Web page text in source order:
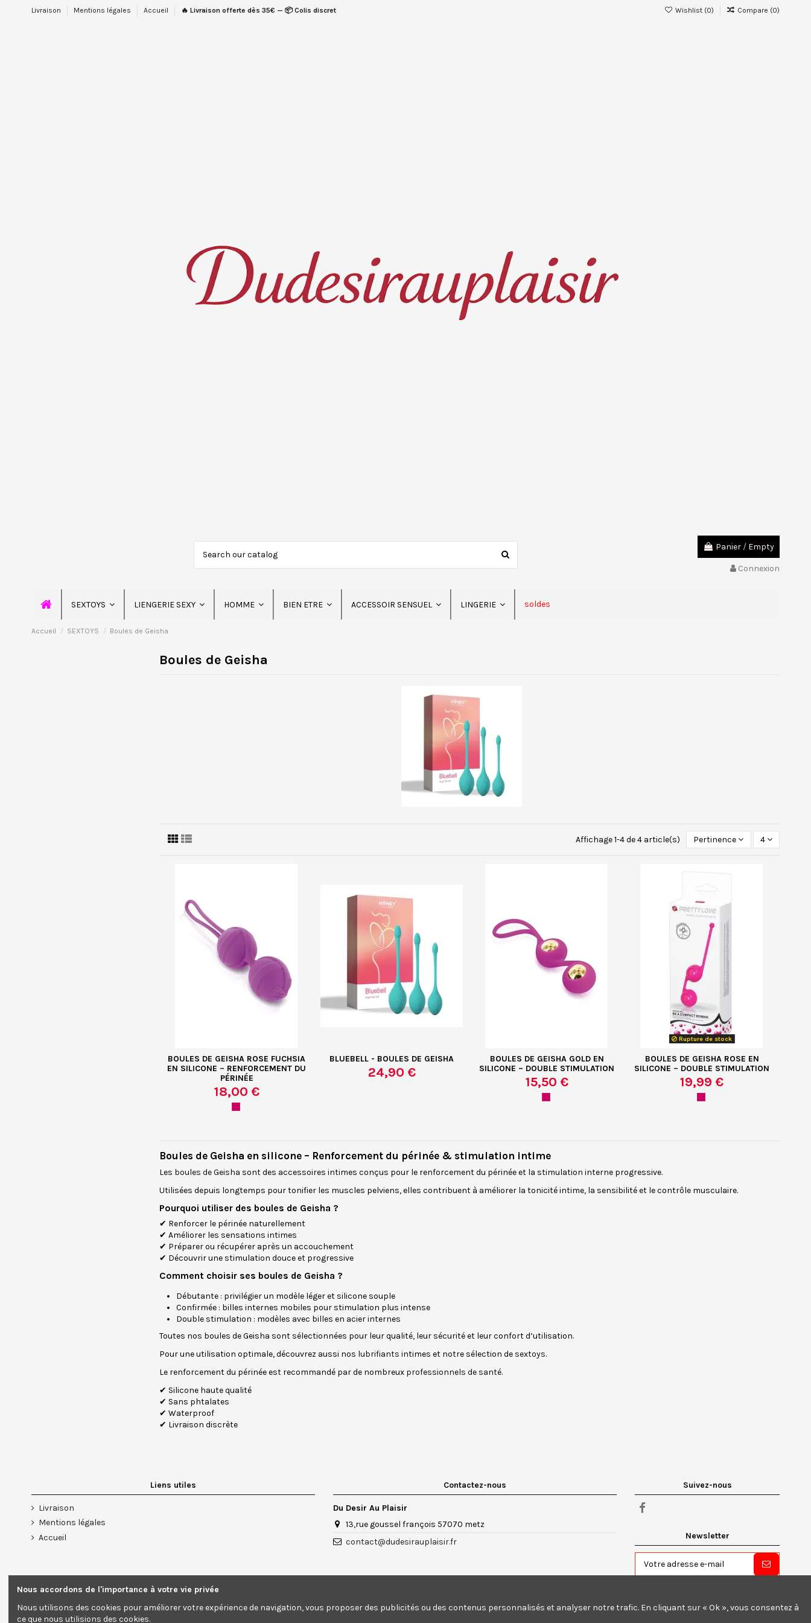
Livraison Mentions légales Accueil 🔥 Livraison offerte dès 35€ — 📦 Colis discret Wishlist (0) Compare (0)
Panier / Empty
Connexion
SEXTOYS LIENGERIE SEXY HOMME BIEN ETRE ACCESSOIR SENSUEL LINGERIE soldes
Accueil SEXTOYS Boules de Geisha
Boules de Geisha
Affichage 1-4 de 4 article(s) Pertinence 4
BOULES DE GEISHA ROSE FUCHSIA
EN SILICONE – RENFORCEMENT DU
PÉRINÉE
18,00 €
BLUEBELL - BOULES DE GEISHA
24,90 €
BOULES DE GEISHA GOLD EN
SILICONE – DOUBLE STIMULATION
15,50 €
Rupture de stock
BOULES DE GEISHA ROSE EN
SILICONE – DOUBLE STIMULATION
19,99 €
Boules de Geisha en silicone – Renforcement du périnée & stimulation intime
Les boules de Geisha sont des accessoires intimes conçus pour le renforcement du périnée et la stimulation interne progressive.
Utilisées depuis longtemps pour tonifier les muscles pelviens, elles contribuent à améliorer la tonicité intime, la sensibilité et le contrôle musculaire.
Pourquoi utiliser des boules de Geisha ?
✔ Renforcer le périnée naturellement
✔ Améliorer les sensations intimes
✔ Préparer ou récupérer après un accouchement
✔ Découvrir une stimulation douce et progressive
Comment choisir ses boules de Geisha ?
Débutante : privilégier un modèle léger et silicone souple
Confirmée : billes internes mobiles pour stimulation plus intense
Double stimulation : modèles avec billes en acier internes
Toutes nos boules de Geisha sont sélectionnées pour leur qualité, leur sécurité et leur confort d’utilisation.
Pour une utilisation optimale, découvrez aussi nos lubrifiants intimes et notre sélection de sextoys.
Le renforcement du périnée est recommandé par de nombreux professionnels de santé.
✔ Silicone haute qualité
✔ Sans phtalates
✔ Waterproof
✔ Livraison discrète
Liens utiles
Livraison
Mentions légales
Accueil
Contactez-nous
Du Desir Au Plaisir
13,rue goussel françois 57070 metz
contact@dudesirauplaisir.fr
Suivez-nous
Newsletter
d'utilisation du site.
Nous accordons de l'importance à votre vie privée
Nous utilisons des cookies pour améliorer votre expérience de navigation, vous proposer des publicités ou des contenus personnalisés et analyser notre trafic. En cliquant sur « Ok », vous consentez à
ce que nous utilisions des cookies.